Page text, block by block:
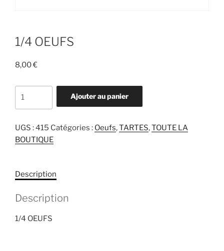
1/4 OEUFS
8,00€
OEUFS
Ajouter au panier
UGS :415 Catégories : Oeufs,TARTES,TOUTE LA
BOUTIQUE
Description
Description
1/4 OEUFS